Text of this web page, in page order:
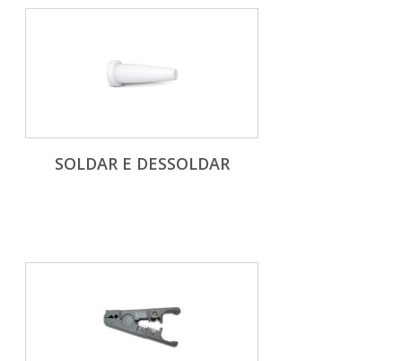
SOLDAR E DESSOLDAR